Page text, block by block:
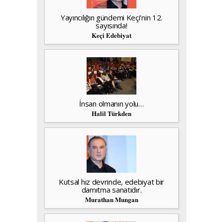
Yayıncılığın gündemi Keçi’nin 12.
sayısında!
Keçi Edebiyat
İnsan olmanın yolu…
Halil Türkden
Kutsal hız devrinde, edebiyat bir
damıtma sanatıdır.
Murathan Mungan